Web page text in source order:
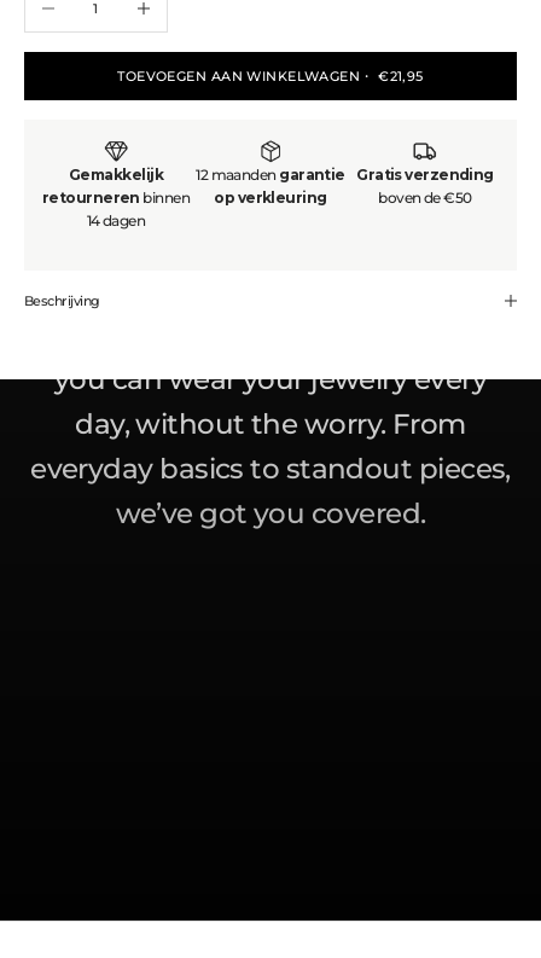
TOEVOEGEN AAN WINKELWAGEN ・ €21,95
Gemakkelijk
retourneren binnen
14 dagen
12 maanden garantie
op verkleuring
Gratis verzending
boven de €50
Beschrijving
Golden is all about affordable, high-
you can wear your jewelry every
day, without the worry. From
everyday basics to standout pieces,
we’ve got you covered.